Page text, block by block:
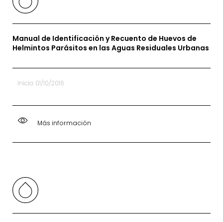
Manual de Identificación y Recuento de Huevos de
Helmintos Parásitos en las Aguas Residuales Urbanas
Inicio: 01/10/2016
Más información